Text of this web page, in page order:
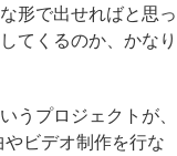
形で出せればと思っ
てくるのか、かなり
うプロジェクトが、
ビデオ制作を行な